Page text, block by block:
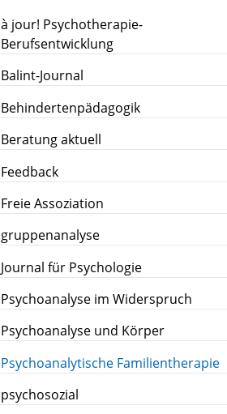
à jour! Psychotherapie-
Berufsentwicklung
Balint-Journal
Behindertenpädagogik
Beratung aktuell
Feedback
Freie Assoziation
gruppenanalyse
Journal für Psychologie
Psychoanalyse im Widerspruch
Psychoanalyse und Körper
Psychoanalytische Familientherapie
psychosozial